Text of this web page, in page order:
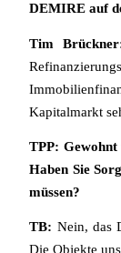
DEMIRE auf
Tim
Kapitalmarkt
TPP:
Haben Sie
müssen?
TB: Nein, das
Die Objekte